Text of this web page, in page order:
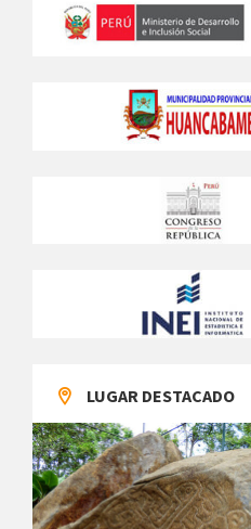
LUGAR DESTACADO